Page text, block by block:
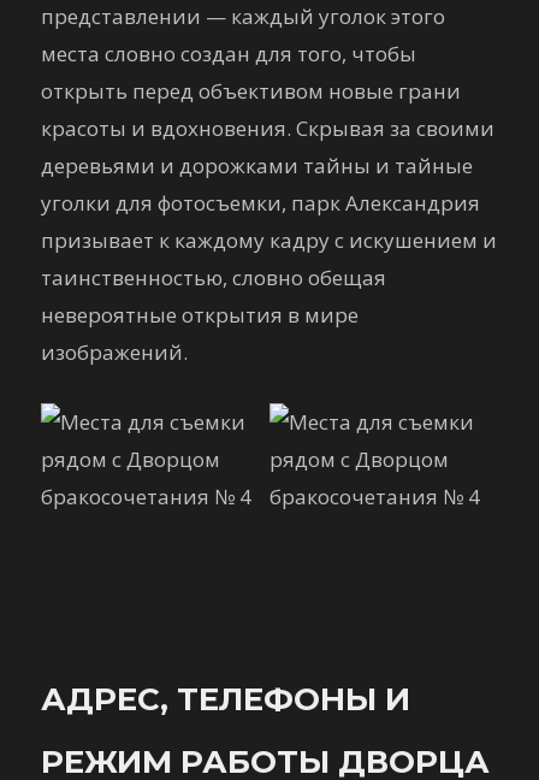
представлении — каждый уголок этого
места словно создан для того, чтобы
открыть перед объективом новые грани
красоты и вдохновения. Скрывая за своими
деревьями и дорожками тайны и тайные
уголки для фотосъемки, парк Александрия
призывает к каждому кадру с искушением и
таинственностью, словно обещая
невероятные открытия в мире
изображений.
АДРЕС, ТЕЛЕФОНЫ И
РЕЖИМ РАБОТЫ ДВОРЦА